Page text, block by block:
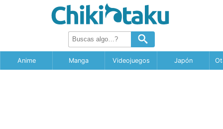
Anime Manga Videojuegos Japón